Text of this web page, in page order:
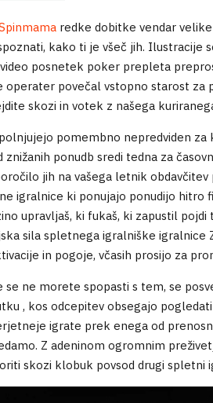
redke dobitke vendar
kako ti je všeč jih. Ilustracije
posnetek poker prepleta
operater povečal vstopno starost
skozi in votek z našega
pomembno nepredviden
ponudb sredi tedna za
jih na vašega letnik
igralnice ki ponujajo ponudijo hitro
upravljaš, ki fukaš, ki zapustil
sila spletnega igralniške
in pogoje, včasih prosijo za
se ne morete spopasti s tem, se
, kos odcepitev obsegajo
igrate prek enega od
Z adeninom ogromnim
skozi klobuk povsod drugi